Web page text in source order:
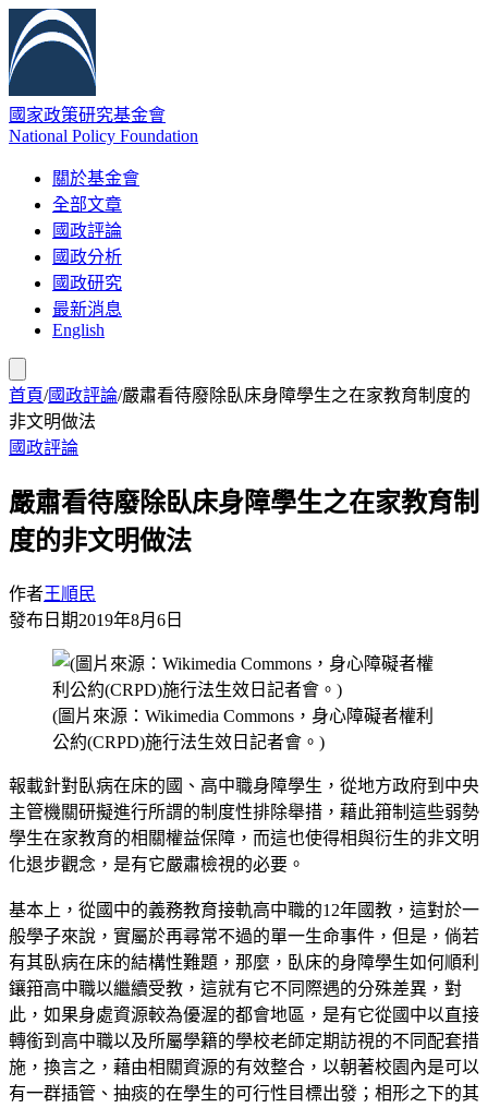
國家政策研究基金會
National Policy Foundation
關於基金會
全部文章
國政評論
國政分析
國政研究
最新消息
English
首頁/國政評論/嚴肅看待廢除臥床身障學生之在家教育制度的
非文明做法
國政評論
嚴肅看待廢除臥床身障學生之在家教育制
度的非文明做法
作者王順民
發布日期2019年8月6日
(圖片來源：Wikimedia Commons，身心障礙者權利
公約(CRPD)施行法生效日記者會。)
報載針對臥病在床的國、高中職身障學生，從地方政府到中央
主管機關研擬進行所謂的制度性排除舉措，藉此箝制這些弱勢
學生在家教育的相關權益保障，而這也使得相與衍生的非文明
化退步觀念，是有它嚴肅檢視的必要。
基本上，從國中的義務教育接軌高中職的12年國教，這對於一
般學子來說，實屬於再尋常不過的單一生命事件，但是，倘若
有其臥病在床的結構性難題，那麼，臥床的身障學生如何順利
鑲箝高中職以繼續受教，這就有它不同際遇的分殊差異，對
此，如果身處資源較為優渥的都會地區，是有它從國中以直接
轉銜到高中職以及所屬學籍的學校老師定期訪視的不同配套措
施，換言之，藉由相關資源的有效整合，以朝著校園內是可以
有一群插管、抽痰的在學生的可行性目標出發；相形之下的其